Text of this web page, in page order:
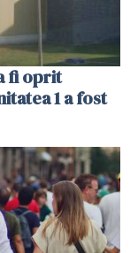
fi oprit
1 a fost